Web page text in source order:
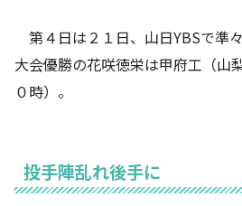
第４日は２１日、山日YBSで準
大会優勝の花咲徳栄は甲府工（山
０時）。
投手陣乱れ後手に